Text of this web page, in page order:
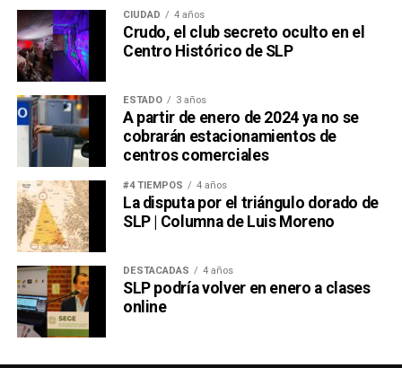
CIUDAD 4 años
Crudo, el club secreto oculto en el
Centro Histórico de SLP
ESTADO 3 años
A partir de enero de 2024 ya no se
cobrarán estacionamientos de
centros comerciales
#4 TIEMPOS 4 años
La disputa por el triángulo dorado de
SLP | Columna de Luis Moreno
DESTACADAS 4 años
SLP podría volver en enero a clases
online